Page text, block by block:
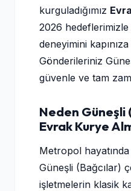
kurguladığımız
2026
deneyimini
Gönderileriniz
güvenle ve tam
Neden Güneşli
Evrak Kurye
Metropol
Güneşli (Bağcılar)
işletmelerin klasik